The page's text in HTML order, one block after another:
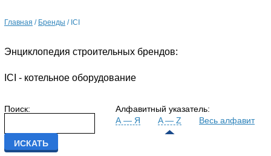
Главная / Бренды /ICI
Энциклопедия строительных брендов:
ICI - котельное оборудование
Алфавитный указатель:
А — Я
A — Z Весь алфавит
Поиск: